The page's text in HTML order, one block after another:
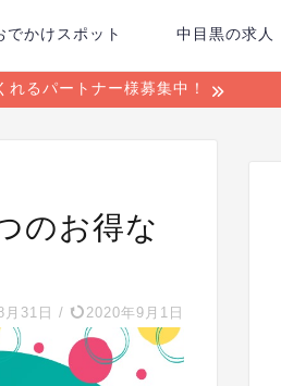
でかけスポット 中目黒の求人
るパートナー様募集中！
のお得な
31日 / 2020年9月1日